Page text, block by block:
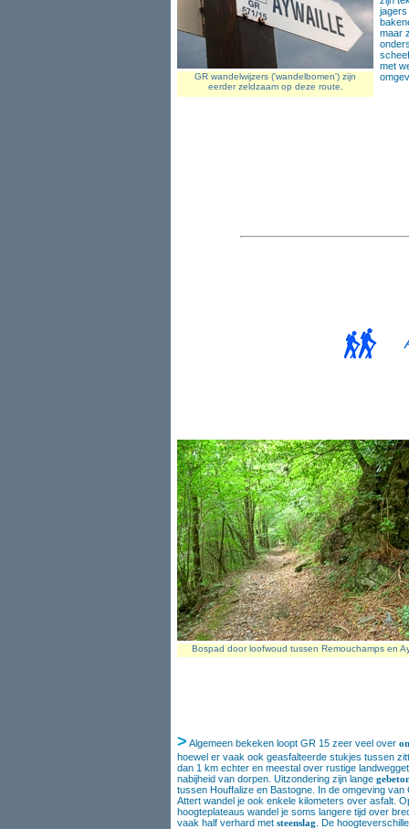
GR wandelwijzers ('wandelbomen') zijn
eerder zeldzaam op deze route.
Bospad door loofwoud tussen Remouchamps en
jagers
maar
met
> Algemeen bekeken loopt GR 15 zeer veel over
hoewel er vaak ook geasfalteerde stukjes tussen
dan 1 km echter en meestal over rustige
nabijheid van dorpen. Uitzondering zijn lange
tussen Houffalize en Bastogne. In de omgeving van
Attert wandel je ook enkele kilometers over asfalt.
hoogteplateaus wandel je soms langere tijd over
vaak half verhard met steenslag . De